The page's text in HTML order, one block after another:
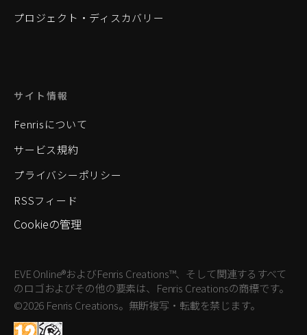
プロジェクト・ディスカバリー
サイト情報
Fenrisについて
サービス規約
プライバシーポリシー
RSSフィード
Cookieの管理
EVE Online®およびFenris Creations™、そして関連するすべて
のロゴおよびその他の要素は、Fenris Creationsの商標です。
©2026 Fenris Creations。無断複写・転載を禁じます。